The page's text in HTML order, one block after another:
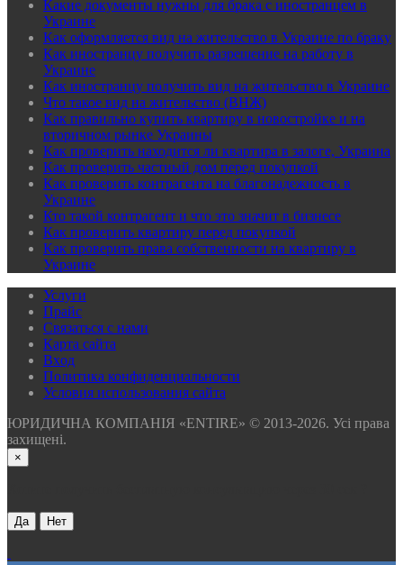
Какие документы нужны для брака с иностранцем в
Украине
Как оформляется вид на жительство в Украине по браку
Как иностранцу получить разрешение на работу в
Украине
Как иностранцу получить вид на жительство в Украине
Что такое вид на жительство (ВНЖ)
Как правильно купить квартиру в новостройке и на
вторичном рынке Украины
Как проверить находится ли квартира в залоге, Украина
Как проверить частный дом перед покупкой
Как проверить контрагента на благонадежность в
Украине
Кто такой контрагент и что это значит в бизнесе
Как проверить квартиру перед покупкой
Как проверить права собственности на квартиру в
Украине
Услуги
Прайс
Связаться с нами
Карта сайта
Вхoд
Политика конфиденциальности
Условия использования сайта
ЮРИДИЧНА КОМПАНІЯ «ENTIRE» © 2013-2026. Усі права
захищені.
×
Да Нет